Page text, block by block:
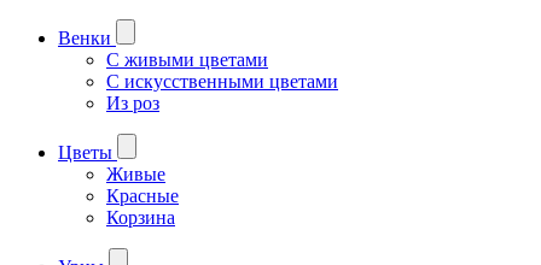
Венки
С живыми цветами
С искусственными цветами
Из роз
Цветы
Живые
Красные
Корзина